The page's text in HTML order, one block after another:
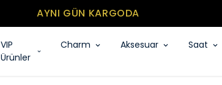
MİNİMUM SEPET TUTARI 500₺
VIP
Ürünler
Charm Aksesuar Saat